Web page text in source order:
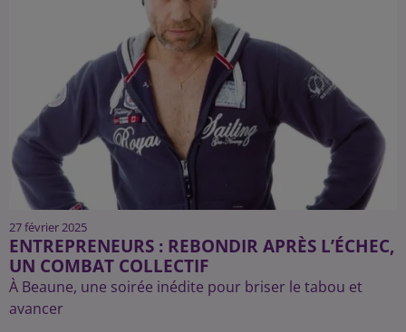
27 février 2025
ENTREPRENEURS : REBONDIR APRÈS L’ÉCHEC,
UN COMBAT COLLECTIF
À Beaune, une soirée inédite pour briser le tabou et
avancer